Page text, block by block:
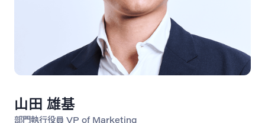
山田 雄基
部門執行役員 VP of Marketing